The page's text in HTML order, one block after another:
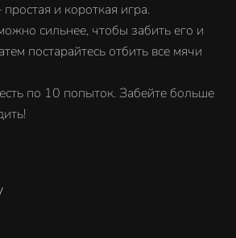
и короткая игра.
сильнее, чтобы забить его и
постарайтесь отбить все мячи
по 10 попыток. Забейте больше